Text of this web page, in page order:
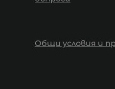
Общи условия и